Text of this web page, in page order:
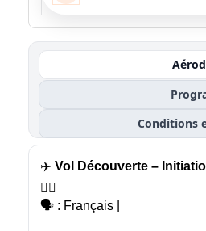
Conditions
✈️ Vol Découverte –
🧑‍✈️
🗣️ : Français |